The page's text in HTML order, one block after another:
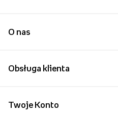
O nas
Obsługa klienta
Twoje Konto